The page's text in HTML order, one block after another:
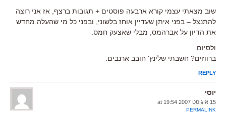
שוב מצאתי עצמי קורא ארבעה פוסטים + תגובות ברצף, אז אני רוצה
להתנצל – בפני איתן שעדיין אוחז בלשוני, ובפני כל מי שהעלה מחדש
את הדיון על אברהמס, מבלי שאצעק חמס.
ולסיום:
ברווזים? חשבתי שלינץ' חובב ארנבים.
REPLY
יוסי
15 אוגוסט 2007 at 19:54
PERMALINK